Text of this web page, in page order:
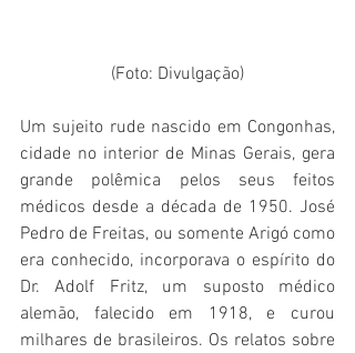
(Foto: Divulgação)
Um sujeito rude nascido em Congonhas,
cidade no interior de Minas Gerais, gera
grande polêmica pelos seus feitos
médicos desde a década de 1950. José
Pedro de Freitas, ou somente Arigó como
era conhecido, incorporava o espírito do
Dr. Adolf Fritz, um suposto médico
alemão, falecido em 1918, e curou
milhares de brasileiros. Os relatos sobre